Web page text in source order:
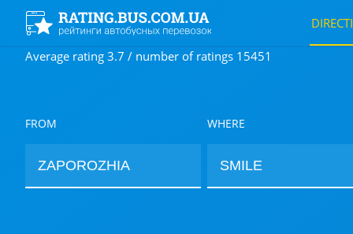
Average rating 3.7 / number of ratings 15451
FROM WHERE